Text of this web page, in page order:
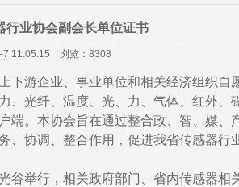
行业协会副会长单位证书
7 11:05:15 浏览：8308
下游企业、事业单位和相关经济组织自
光纤、温度、光、力、气体、红外、
。本协会旨在通过整合政、智、媒、
、协调、整合作用，促进我省传感器行
谷举行，相关政府部门、省内传感器相